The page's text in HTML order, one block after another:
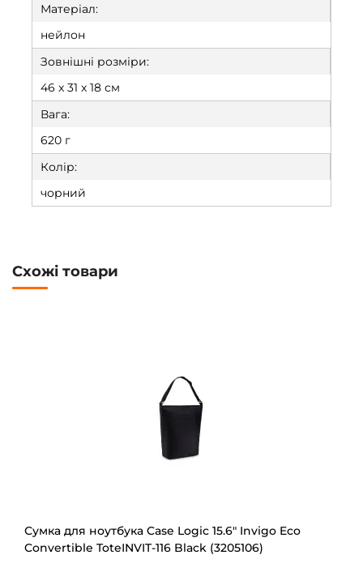
Матеріал:
нейлон
Зовнішні розміри:
46 x 31 x 18 см
Вага:
620 г
Колір:
чорний
Схожі товари
Сумка для ноутбука Case Logic 15.6" Invigo Eco
Convertible ToteINVIT-116 Black (3205106)